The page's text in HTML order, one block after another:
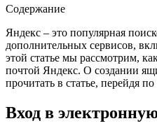
Содержание
Яндекс – это популярная
дополнительных сервисов,
этой статье мы рассмотрим,
почтой Яндекс. О создании
прочитать в статье, перейдя
Вход в